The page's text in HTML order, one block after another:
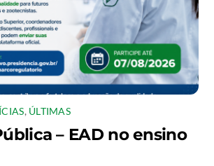
, ÚLTIMAS
– EAD no ensino